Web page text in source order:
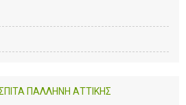
ΠΑΛΛΗΝΗ ΑΤΤΙΚΗΣ